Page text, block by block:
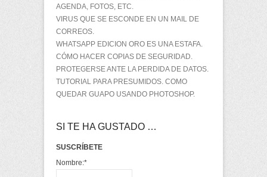
AGENDA, FOTOS, ETC.
VIRUS QUE SE ESCONDE EN UN MAIL DE
CORREOS.
WHATSAPP EDICION ORO ES UNA ESTAFA.
CÓMO HACER COPIAS DE SEGURIDAD.
PROTEGERSE ANTE LA PERDIDA DE DATOS.
TUTORIAL PARA PRESUMIDOS. COMO
QUEDAR GUAPO USANDO PHOTOSHOP.
SI TE HA GUSTADO …
SUSCRÍBETE
Nombre:*